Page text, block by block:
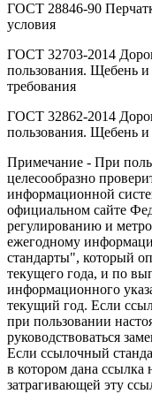
ГОСТ 28846-90
условия
ГОСТ 32703-2014
пользования. Щебень
требования
ГОСТ 32862-2014
пользования. Щебень
Примечание - При
целесообразно
информационной
официальном сайте
регулированию и
ежегодному
стандарты", который
текущего года, и по
информационного
текущий год. Если
при пользовании
руководствоваться
Если ссылочный
в котором дана ссылка
затрагивающей эту